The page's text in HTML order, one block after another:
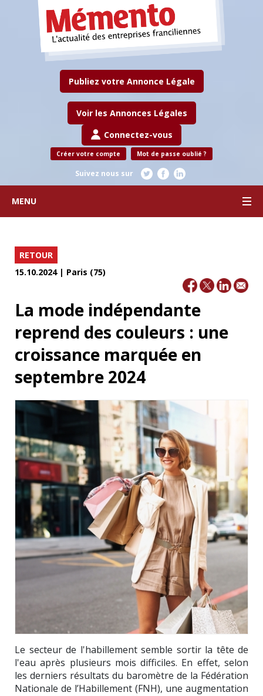
Publiez votre Annonce Légale
Voir les Annonces Légales
Connectez-vous
Créer votre compte Mot de passe oublié ?
Suivez nous sur
MENU
RETOUR
15.10.2024 | Paris (75)
La mode indépendante
reprend des couleurs : une
croissance marquée en
septembre 2024
Le secteur de l'habillement semble sortir la tête de
l'eau après plusieurs mois difficiles. En effet, selon
les derniers résultats du baromètre de la Fédération
Nationale de l’Habillement (FNH), une augmentation